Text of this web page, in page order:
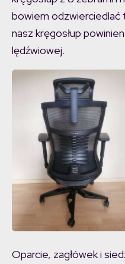
bowiem odzwierciedlać
nasz kręgosłup
lędźwiowej.
Oparcie, zagłówek i